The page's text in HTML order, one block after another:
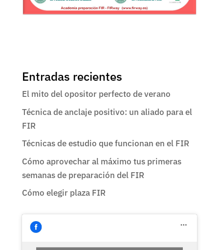
Entradas recientes
El mito del opositor perfecto de verano
Técnica de anclaje positivo: un aliado para el
FIR
Técnicas de estudio que funcionan en el FIR
Cómo aprovechar al máximo tus primeras
semanas de preparación del FIR
Cómo elegir plaza FIR